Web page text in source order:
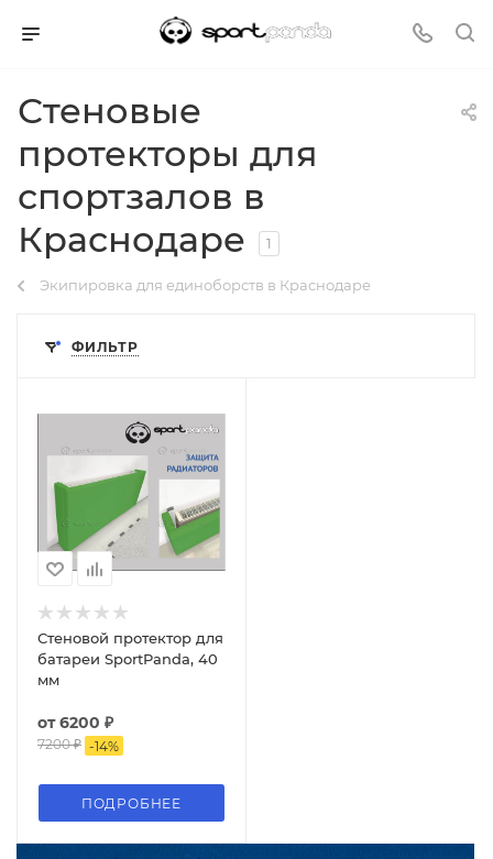
Стеновые
протекторы для
спортзалов в
Краснодаре
1
Экипировка для единоборств в Краснодаре
ФИЛЬТР
Стеновой протектор для
батареи SportPanda, 40
мм
от6200 ₽
7200 ₽ -14%
ПОДРОБНЕЕ